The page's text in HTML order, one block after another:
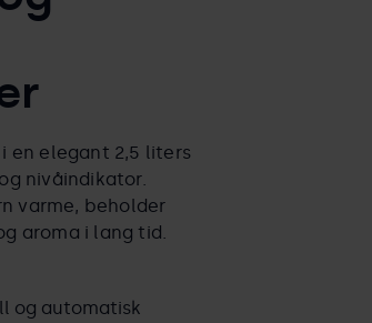
en elegant 2,5 liters
nivåindikator.
varme, beholder
aroma i lang tid.
og automatisk